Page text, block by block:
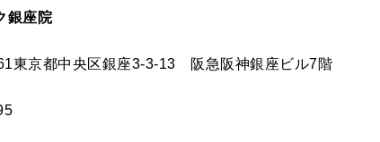
銀座院
東京都中央区銀座3-3-13 阪急阪神銀座ビル7階